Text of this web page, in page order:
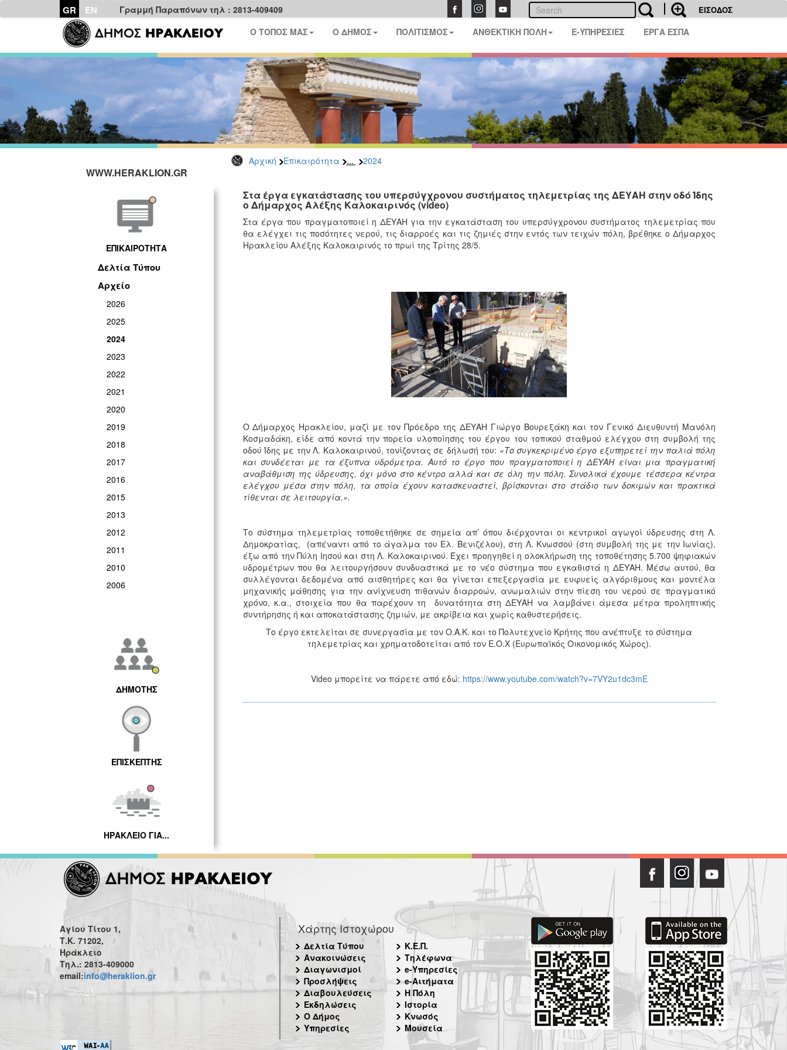
GR EN Γραμμή Παραπόνων τηλ : 2813-409409 ΕΙΣΟΔΟΣ
Ο ΤΟΠΟΣ ΜΑΣ Ο ΔΗΜΟΣ ΠΟΛΙΤΙΣΜΟΣ ΑΝΘΕΚΤΙΚΗ ΠΟΛΗ E-ΥΠΗΡΕΣΙΕΣ ΕΡΓΑ ΕΣΠΑ
Αρχική Επικαιρότητα ... 2024
WWW.HERAKLION.GR
ΕΠΙΚΑΙΡΟΤΗΤΑ
Δελτία Τύπου
Αρχείο
2026
2025
2024
2023
2022
2021
2020
2019
2018
2017
2016
2015
2013
2012
2011
2010
2006
ΔΗΜΟΤΗΣ
ΕΠΙΣΚΕΠΤΗΣ
ΗΡΑΚΛΕΙΟ ΓΙΑ...
Στα έργα εγκατάστασης του υπερσύγχρονου συστήματος τηλεμετρίας της ΔΕΥΑΗ στην οδό Ίδης
ο Δήμαρχος Αλέξης Καλοκαιρινός (video)
Στα έργα που πραγματοποιεί η ΔΕΥΑΗ για την εγκατάσταση του υπερσύγχρονου συστήματος τηλεμετρίας που
θα ελέγχει τις ποσότητες νερού, τις διαρροές και τις ζημιές στην εντός των τειχών πόλη, βρέθηκε ο Δήμαρχος
Ηρακλείου Αλέξης Καλοκαιρινός το πρωί της Τρίτης 28/5.
Ο Δήμαρχος Ηρακλείου, μαζί με τον Πρόεδρο της ΔΕΥΑΗ Γιώργο Βουρεξάκη και τον Γενικό Διευθυντή Μανόλη
Κοσμαδάκη, είδε από κοντά την πορεία υλοποίησης του έργου του τοπικού σταθμού ελέγχου στη συμβολή της
οδού Ίδης με την Λ. Καλοκαιρινού, τονίζοντας σε δήλωσή του: «Το συγκεκριμένο έργο εξυπηρετεί την παλιά πόλη
και συνδέεται με τα έξυπνα υδρόμετρα. Αυτό το έργο που πραγματοποιεί η ΔΕΥΑΗ είναι μια πραγματική
αναβάθμιση της ύδρευσης, όχι μόνο στο κέντρο αλλά και σε όλη την πόλη. Συνολικά έχουμε τέσσερα κέντρα
ελέγχου μέσα στην πόλη, τα οποία έχουν κατασκευαστεί, βρίσκονται στο στάδιο των δοκιμών και πρακτικά
τίθενται σε λειτουργία.».
Το σύστημα τηλεμετρίας τοποθετήθηκε σε σημεία απ’ όπου διέρχονται οι κεντρικοί αγωγοί ύδρευσης στη Λ.
Δημοκρατίας, (απέναντι από το άγαλμα του Ελ. Βενιζέλου), στη Λ. Κνωσσού (στη συμβολή της με την Ιωνίας),
έξω από την Πύλη Ιησού και στη Λ. Καλοκαιρινού. Έχει προηγηθεί η ολοκλήρωση της τοποθέτησης 5.700 ψηφιακών
υδρομέτρων που θα λειτουργήσουν συνδυαστικά με το νέο σύστημα που εγκαθιστά η ΔΕΥΑΗ. Μέσω αυτού, θα
συλλέγονται δεδομένα από αισθητήρες και θα γίνεται επεξεργασία με ευφυείς αλγόριθμους και μοντέλα
μηχανικής μάθησης για την ανίχνευση πιθανών διαρροών, ανωμαλιών στην πίεση του νερού σε πραγματικό
χρόνο, κ.α., στοιχεία που θα παρέχουν τη δυνατότητα στη ΔΕΥΑΗ να λαμβάνει άμεσα μέτρα προληπτικής
συντήρησης ή και αποκατάστασης ζημιών, με ακρίβεια και χωρίς καθυστερήσεις.
Το έργο εκτελείται σε συνεργασία με τον Ο.Α.Κ. και το Πολυτεχνείο Κρήτης που ανέπτυξε το σύστημα
τηλεμετρίας και χρηματοδοτείται από τον Ε.Ο.Χ (Ευρωπαϊκός Οικονομικός Χώρος).
Video μπορείτε να πάρετε από εδώ: https://www.youtube.com/watch?v=7VY2u1dc3mE
Αγίου Τίτου 1,
Τ.Κ. 71202,
Ηράκλειο
Τηλ.: 2813-409000
email:info@heraklion.gr
Χάρτης Ιστοχώρου
Δελτία Τύπου
Ανακοινώσεις
Διαγωνισμοί
Προσλήψεις
Διαβουλεύσεις
Εκδηλώσεις
Ο Δήμος
Υπηρεσίες
Κ.Ε.Π.
Τηλέφωνα
e-Υπηρεσίες
e-Αιτήματα
Η Πόλη
Ιστορία
Κνωσός
Μουσεία